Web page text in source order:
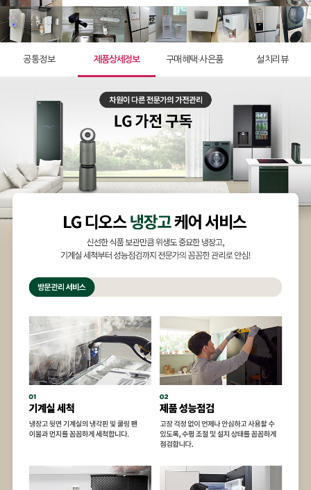
공통정보 제품상세정보 구매혜택·사은품 설치리뷰